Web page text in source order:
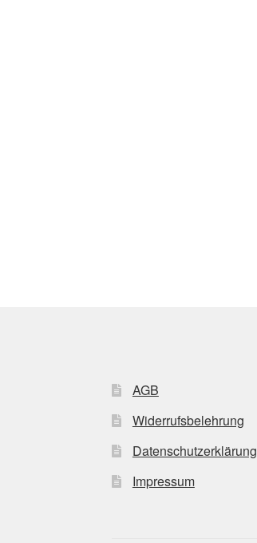
AGB
Widerrufsbelehrung
Datenschutzerklärung
Impressum